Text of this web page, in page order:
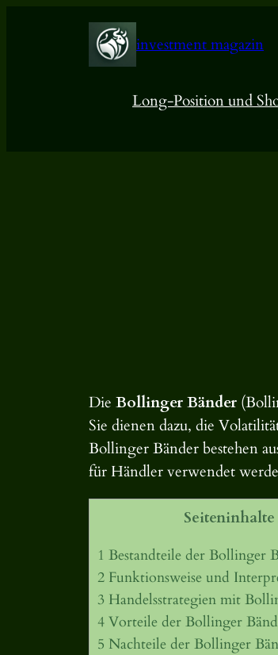
investment magazin
Long-Position und
Die Bollinger Bänder
Sie dienen dazu, die
Bollinger Bänder bestehen
für Händler verwendet
Seiteninhalte
1 Bestandteile der Bollinger
2 Funktionsweise und
3 Handelsstrategien mit
4 Vorteile der Bollinger
5 Nachteile der Bollinger